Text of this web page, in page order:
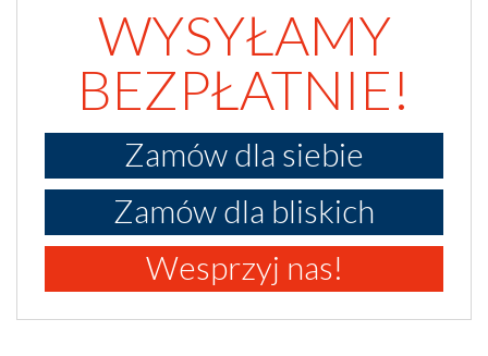
WYSYŁAMY
BEZPŁATNIE!
Zamów dla siebie
Zamów dla bliskich
Wesprzyj nas!